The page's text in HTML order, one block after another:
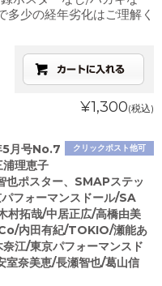
多少の経年劣化はご理解く
¥1,300(税込)
クリックポスト他可
月号No.7
理恵子
也ポスター、SMAPステッ
フォーマンスドール/SA
村拓哉/中居正広/高橋由美
内田有紀/TOKIO/瀬能あ
江/東京パフォーマンスド
奈美恵/長瀬智也/葛山信